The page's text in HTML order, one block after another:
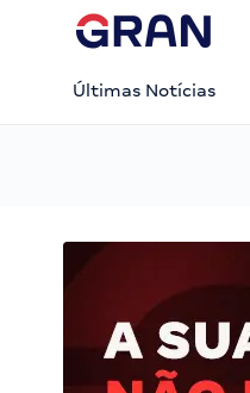
Últimas Notícias